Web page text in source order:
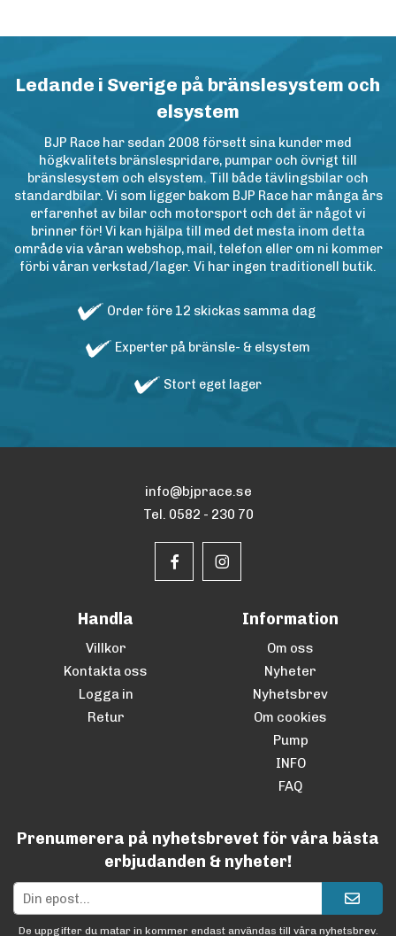
Ledande i Sverige på bränslesystem och
elsystem
BJP Race har sedan 2008 försett sina kunder med
högkvalitets bränslespridare, pumpar och övrigt till
bränslesystem och elsystem. Till både tävlingsbilar och
standardbilar. Vi som ligger bakom BJP Race har många års
erfarenhet av bilar och motorsport och det är något vi
brinner för! Vi kan hjälpa till med det mesta inom detta
område via våran webshop, mail, telefon eller om ni kommer
förbi våran verkstad/lager. Vi har ingen traditionell butik.
Order före 12 skickas samma dag
Experter på bränsle- & elsystem
Stort eget lager
info@bjprace.se
Tel. 0582 - 230 70
Handla
Villkor
Kontakta oss
Logga in
Retur
Information
Om oss
Nyheter
Nyhetsbrev
Om cookies
Pump
INFO
FAQ
Prenumerera på nyhetsbrevet för våra bästa
erbjudanden & nyheter!
De uppgifter du matar in kommer endast användas till våra nyhetsbrev.